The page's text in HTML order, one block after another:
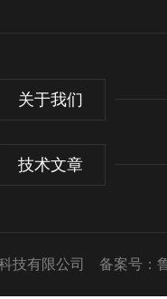
关于我们
技术文章
技有限公司 备案号：